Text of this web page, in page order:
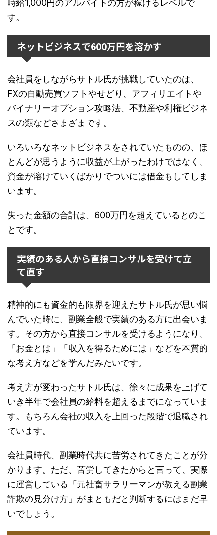
時給1,000円のアルバイトの方が稼げるレベルで
す。
ネットビジネスで600万円を溶かす
会社員をしながらサトル氏が挑戦していたのは、
FXの自動売買ソフトやせどり、アフィリエイトや
バイナリーオプション攻略法、不動産や利権ビジネ
スの類などさまざまです。
いろいろなネットビジネスをされていたものの、ほ
とんどが思うように収益が上がったわけではなく、
資金が溶けていくばかりでついには借金もしてしま
います。
失った金額の合計は、600万円を超えているとのこ
とです。
実績のある人から直接コンサルを受けて立
て直す
精神的にも資金的も限界を迎えたサトル氏が思い悩
んでいた時に、副業全般で実績のある方に出会いま
す。その方から直接コンサルを受けるようになり、
「お金とは」「収入を得るためには」などを本質的
な考え方などを学んだみたいです。
考え方が変わったサトル氏は、徐々に成果を上げて
いき半年で会社員の給料を超えるまでになっていま
す。もちろん会社の収入を上回った段階で退職され
ています。
会社員時代、副業時代共に苦労されてきたことが分
かります。ただ、苦労してきたからと言って、実際
に運営している「元社畜サラリーマンが教える副業
詐欺の見分け方」がまともだと判断するにはまだ早
いでしょう。